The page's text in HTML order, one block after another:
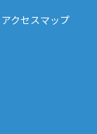
クセスマップ